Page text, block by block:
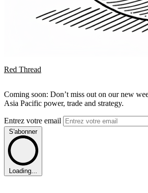
Red Thread
Coming soon: Don’t miss out on our new
Asia Pacific power, trade and strategy.
Entrez votre email
S'abonner
Loading...